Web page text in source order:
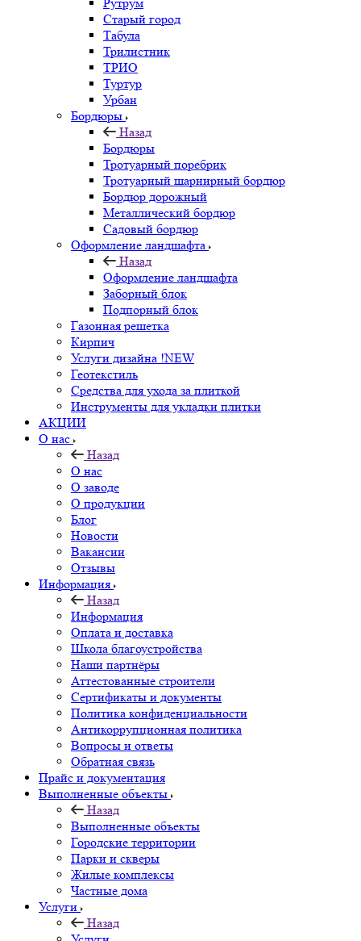
Старый город
Табула
Трилистник
ТРИО
Туртур
Урбан
Бордюры
Назад
Бордюры
Тротуарный поребрик
Тротуарный шарнирный бордюр
Бордюр дорожный
Металлический бордюр
Садовый бордюр
Оформление ландшафта
Назад
Оформление ландшафта
Заборный блок
Подпорный блок
Газонная решетка
Кирпич
Услуги дизайна !NEW
Геотекстиль
Средства для ухода за плиткой
Инструменты для укладки плитки
АКЦИИ
О нас
Назад
О нас
О заводе
О продукции
Блог
Новости
Вакансии
Отзывы
Информация
Назад
Информация
Оплата и доставка
Школа благоустройства
Наши партнёры
Аттестованные строители
Сертификаты и документы
Политика конфиденциальности
Антикоррупционная политика
Вопросы и ответы
Обратная связь
Прайс и документация
Выполненные объекты
Назад
Выполненные объекты
Городские территории
Парки и скверы
Жилые комплексы
Частные дома
Услуги
Назад